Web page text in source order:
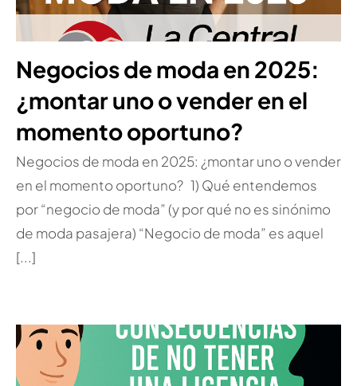
Negocios de moda en 2025:
¿montar uno o vender en el
momento oportuno?
Negocios de moda en 2025: ¿montar uno o vender
en el momento oportuno? 1) Qué entendemos
por “negocio de moda” (y por qué no es sinónimo
de moda pasajera) “Negocio de moda” es aquel
[...]